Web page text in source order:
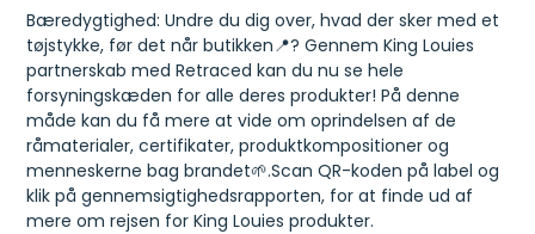
Bæredygtighed: Undre du dig over, hvad der sker med et
tøjstykke, før det når butikken📍? Gennem King Louies
partnerskab med Retraced kan du nu se hele
forsyningskæden for alle deres produkter! På denne
måde kan du få mere at vide om oprindelsen af de
råmaterialer, certifikater, produktkompositioner og
menneskerne bag brandet🌱.Scan QR-koden på label og
klik på gennemsigtighedsrapporten, for at finde ud af
mere om rejsen for King Louies produkter.